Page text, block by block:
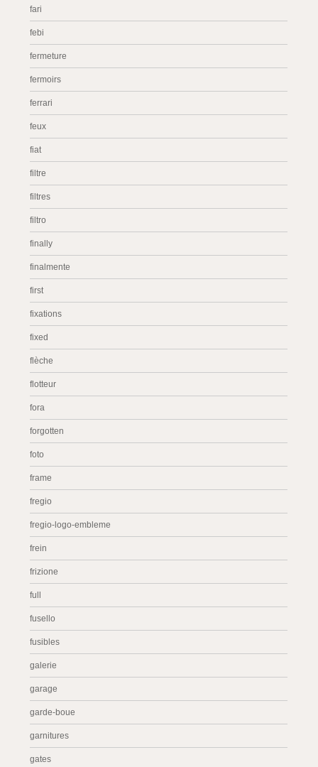
fari
febi
fermeture
fermoirs
ferrari
feux
fiat
filtre
filtres
filtro
finally
finalmente
first
fixations
fixed
flèche
flotteur
fora
forgotten
foto
frame
fregio
fregio-logo-embleme
frein
frizione
full
fusello
fusibles
galerie
garage
garde-boue
garnitures
gates